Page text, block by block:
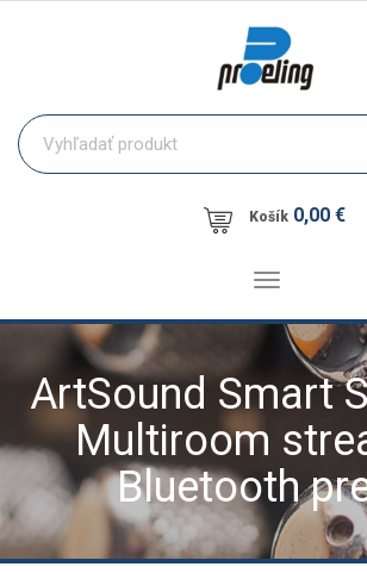
Košík 0,00 €
Toggle
ArtSound Smart
Multiroom
Bluetooth